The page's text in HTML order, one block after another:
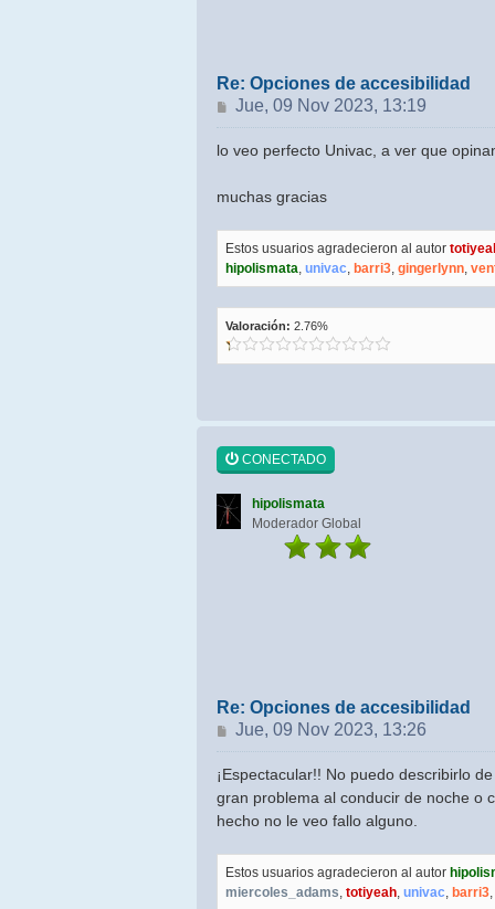
Re: Opciones de accesibilidad
Mensaje
Jue, 09 Nov 2023, 13:19
lo veo perfecto Univac, a ver que
muchas gracias
Estos usuarios agradecieron al autor
hipolismata, univac, barri3, gingerlynn,
Valoración: 2.76%
CONECTADO
hipolismata
Moderador Global
Re: Opciones de accesibilidad
Mensaje
Jue, 09 Nov 2023, 13:26
¡Espectacular!! No puedo describirlo
gran problema al conducir de noche o
hecho no le veo fallo alguno.
Estos usuarios agradecieron al autor
miercoles_adams, totiyeah, univac, barri3,